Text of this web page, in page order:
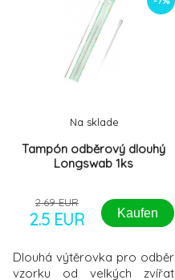
Tampón odběrový dlouhý
Longswab 1ks
Na sklade
2.69 EUR
2.5 EUR Kaufen
Dlouhá výtěrovka pro odběr
vzorku od velkých zvířat